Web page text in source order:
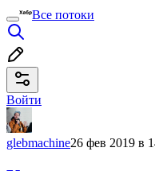
Все потоки
Войти
glebmachine26 фев 2019 в